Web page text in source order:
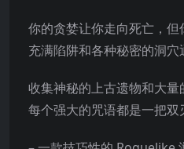
你的贪婪让你走向死亡，
充满陷阱和各种秘密的洞穴
收集神秘的上古遗物和大
每个强大的咒语都是一把双